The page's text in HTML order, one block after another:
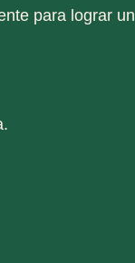
para lograr un
.